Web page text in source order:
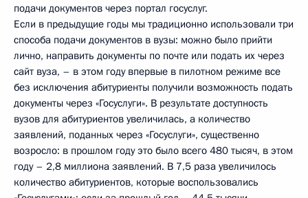
подачи документов через портал госуслуг.
Если в предыдущие годы мы традиционно использовали три
способа подачи документов в вузы: можно было прийти
лично, направить документы по почте или подать их через
сайт вуза, – в этом году впервые в пилотном режиме все
без исключения абитуриенты получили возможность подать
документы через «Госуслуги». В результате доступность
вузов для абитуриентов увеличилась, а количество
заявлений, поданных через «Госуслуги», существенно
возросло: в прошлом году это было всего 480 тысяч, в этом
году – 2,8 миллиона заявлений. В 7,5 раза увеличилось
количество абитуриентов, которые воспользовались